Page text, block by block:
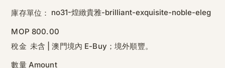
庫存單位：
SKU
no31-
緻
貴
雅-
brilliant-
eleg
no31-煌緻貴雅-brilliant-exquisite-noble-eleg
價
格
MOP 800.00
稅金 未含
澳門境內 E-Buy；境外順豐。
數量 Amount